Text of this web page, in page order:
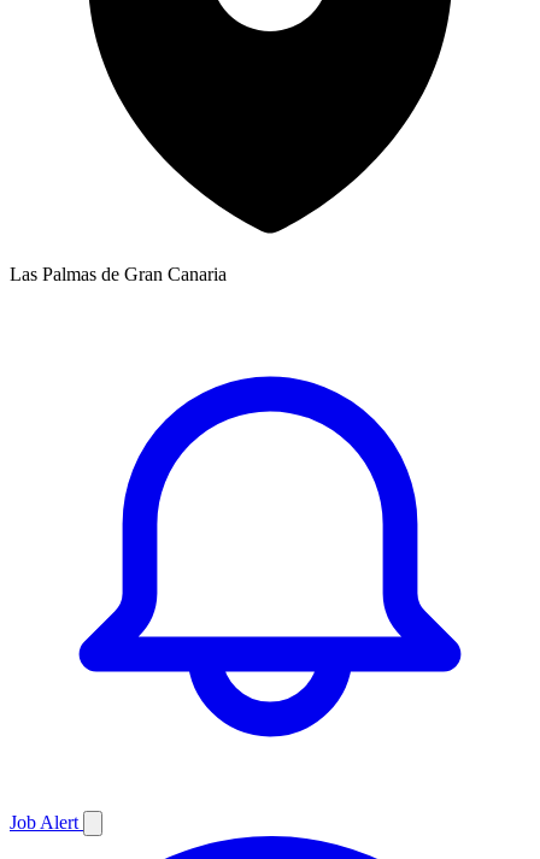
Las Palmas de Gran Canaria
Job Alert